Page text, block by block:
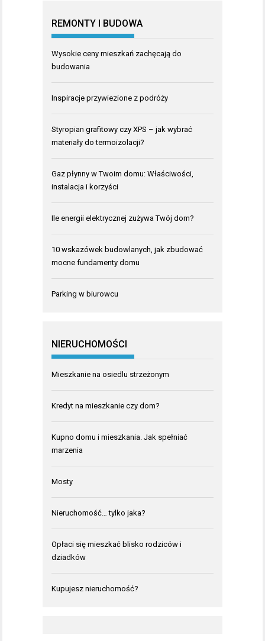
REMONTY I BUDOWA
Wysokie ceny mieszkań zachęcają do
budowania
Inspiracje przywiezione z podróży
Styropian grafitowy czy XPS – jak wybrać
materiały do termoizolacji?
Gaz płynny w Twoim domu: Właściwości,
instalacja i korzyści
Ile energii elektrycznej zużywa Twój dom?
10 wskazówek budowlanych, jak zbudować
mocne fundamenty domu
Parking w biurowcu
NIERUCHOMOŚCI
Mieszkanie na osiedlu strzeżonym
Kredyt na mieszkanie czy dom?
Kupno domu i mieszkania. Jak spełniać
marzenia
Mosty
Nieruchomość… tylko jaka?
Opłaci się mieszkać blisko rodziców i
dziadków
Kupujesz nieruchomość?